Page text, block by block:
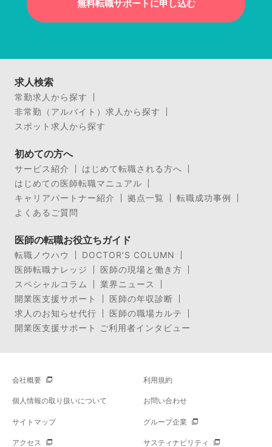
無料転職サポートに申し込む
求人検索
常勤求人から探す
非常勤（アルバイト）求人から探す
スポット求人から探す
初めての方へ
サービス紹介
はじめて転職される方へ
はじめての医師転職マニュアル
キャリアパートナー紹介
拠点一覧
転職成功事例
よくあるご質問
医師の転職お役立ちガイド
転職ノウハウ
DOCTOR’S COLUMN
医師転職ナレッジ
医師の現場と働き方
スペシャルコラム
業界ニュース
開業医支援サポート
医師の年収診断
求人のお知らせ代行
医師の職場カルテ
開業医支援サポート ご利用者インタビュー
会社概要 利用規約
個人情報の取り扱いについて お問い合わせ
サイトマップ グループ企業
アクセス サスティナビリティ